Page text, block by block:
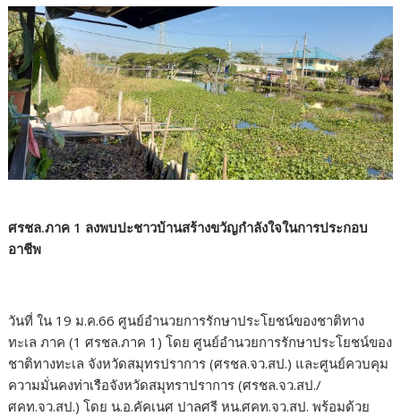
ศรชล.ภาค 1 ลงพบปะชาวบ้านสร้างขวัญกำลังใจในการประกอบ
อาชีพ
วันที่ ใน 19 ม.ค.66 ศูนย์อำนวยการรักษาประโยชน์ของชาติทาง
ทะเล ภาค (1 ศรชล.ภาค 1) โดย ศูนย์อำนวยการรักษาประโยชน์ของ
ชาติทางทะเล จังหวัดสมุทรปราการ (ศรชล.จว.สป.) และศูนย์ควบคุม
ความมั่นคงท่าเรือจังหวัดสมุทราปราการ (ศรชล.จว.สป./
ศคท.จว.สป.) โดย น.อ.คัคเนศ ปาลศรี หน.ศคท.จว.สป. พร้อมด้วย